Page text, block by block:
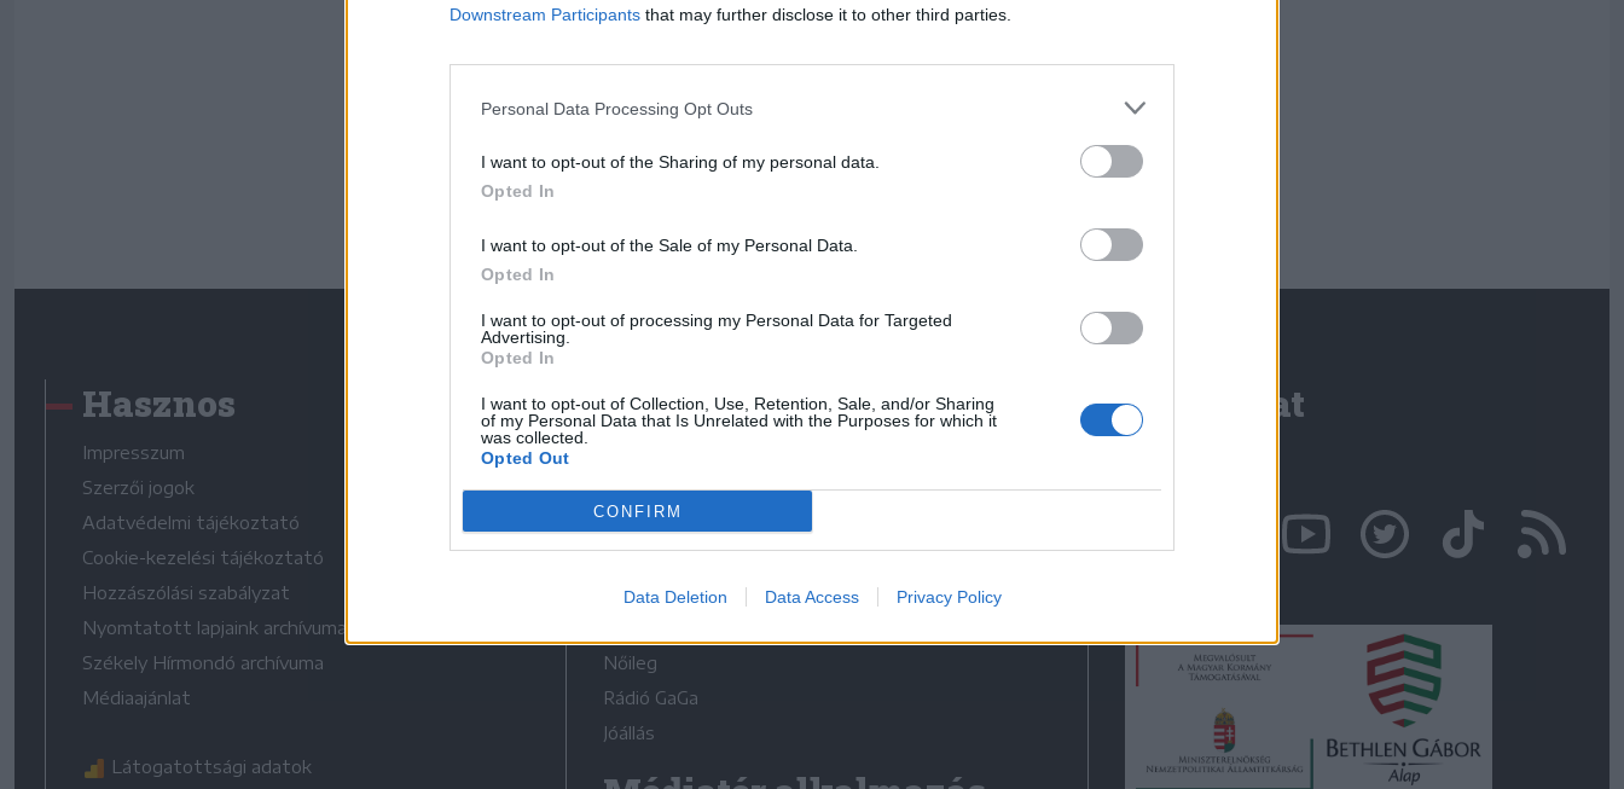
Downstream Participants that may further disclose it to other third parties.
Personal Data Processing Opt Outs
I want to opt-out of the Sharing of my personal data.
Opted In
I want to opt-out of the Sale of my Personal Data.
Opted In
I want to opt-out of processing my Personal Data for Targeted
Advertising.
Opted In
I want to opt-out of Collection, Use, Retention, Sale, and/or Sharing
of my Personal Data that Is Unrelated with the Purposes for which it
was collected.
Opted Out
CONFIRM
Data Deletion Data Access Privacy Policy
BEJELENTKEZÉS
Hasznos
Impresszum
Szerzői jogok
Adatvédelmi tájékoztató
Cookie-kezelési tájékoztató
Hozzászólási szabályzat
Nyomtatott lapjaink archívuma
Székely Hírmondó archívuma
Médiaajánlat
Látogatottsági adatok
Médiatér
Liget
Krónika
Bihari Napló
Erdélyi Napló
Nőileg
Rádió GaGa
Jóállás
Kapcsolat